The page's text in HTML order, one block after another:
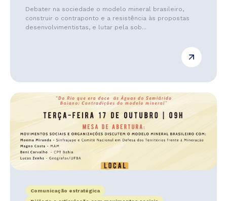
Debater na sociedade o modelo mineral brasileiro,
construir o contraponto e a resistência às propostas
desenvolvimentistas, e lutar pela sob...
Comunicação estratégica